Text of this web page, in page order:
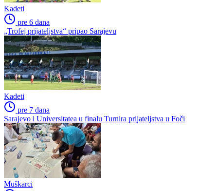
Kadeti
pre 6 dana
„Trofej prijateljstva“ pripao Sarajevu
Kadeti
pre 7 dana
Sarajevo i Universitatea u finalu Turnira prijateljstva u Foči
Muškarci